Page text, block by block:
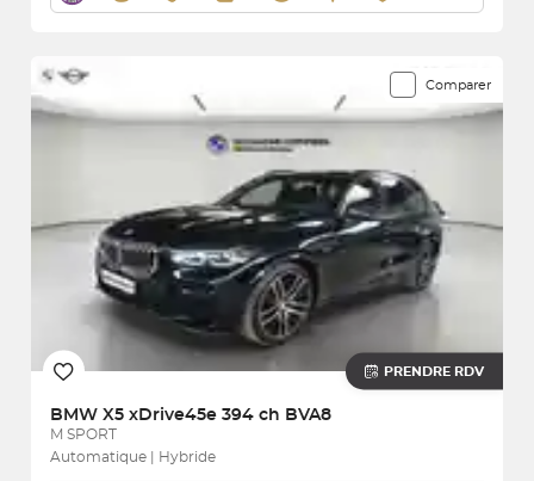
Comparer
PRENDRE RDV
BMW X5 xDrive45e 394 ch BVA8
M SPORT
Automatique | Hybride